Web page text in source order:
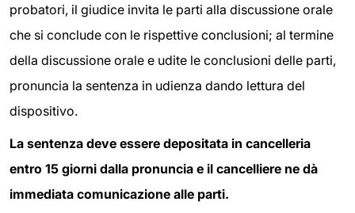
probatori, il giudice invita le parti alla discussione orale
che si conclude con le rispettive conclusioni; al termine
della discussione orale e udite le conclusioni delle parti,
pronuncia la sentenza in udienza dando lettura del
dispositivo.
La sentenza deve essere depositata in cancelleria
entro 15 giorni dalla pronuncia e il cancelliere ne dà
immediata comunicazione alle parti.